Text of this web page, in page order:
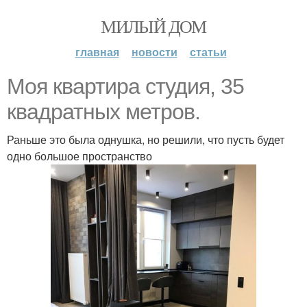
МИЛЫЙ ДОМ
главная новости статьи
Моя квартира студия, 35
квадратных метров.
Раньше это была однушка, но решили, что пусть будет
одно большое пространство